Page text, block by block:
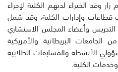
وفد الخبراء لديهم الكلية لإجراء
وإدارات الكلية، وقد شمل
وأعضاء المجلس الاستشاري
البريطانية والأمريكية
الأنشطة والمسابقات الطلابية
الكلية.